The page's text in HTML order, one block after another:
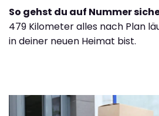
So gehst du auf Nummer
479 Kilometer alles nach Plan
in deiner neuen Heimat bist.